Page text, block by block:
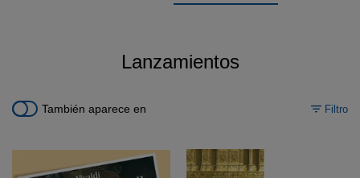
Lanzamientos
También aparece en Filtro